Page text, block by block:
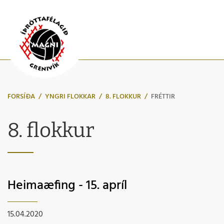
FORSÍÐA / YNGRI FLOKKAR / 8. FLOKKUR / FRÉTTIR
8. flokkur
Heimaæfing - 15. apríl
15.04.2020